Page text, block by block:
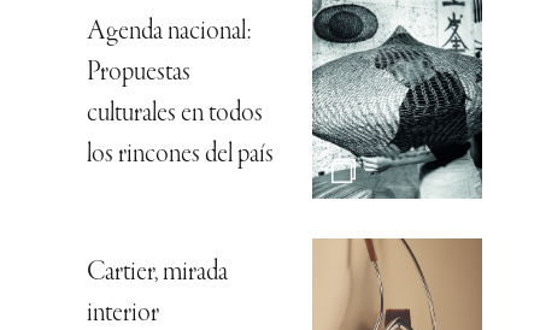
Agenda nacional:
Propuestas
culturales en todos
los rincones del país
Cartier, mirada
interior